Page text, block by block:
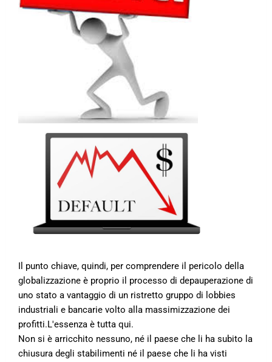
Il punto chiave, quindi, per comprendere il pericolo della
globalizzazione è proprio il processo di depauperazione di
uno stato a vantaggio di un ristretto gruppo di lobbies
industriali e bancarie volto alla massimizzazione dei
profitti.L'essenza è tutta qui.
Non si è arricchito nessuno, né il paese che li ha subito la
chiusura degli stabilimenti né il paese che li ha visti